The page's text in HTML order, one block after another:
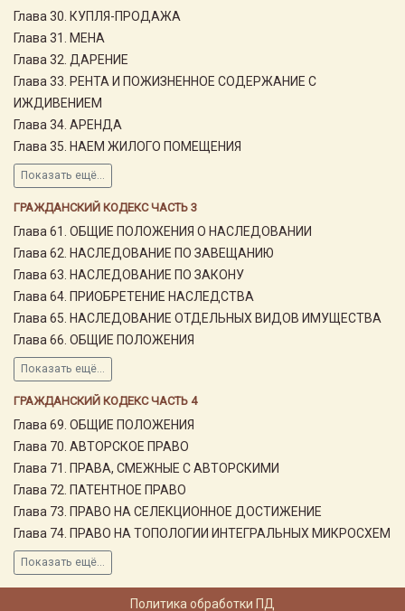
Глава 30. КУПЛЯ-ПРОДАЖА
Глава 31. МЕНА
Глава 32. ДАРЕНИЕ
Глава 33. РЕНТА И ПОЖИЗНЕННОЕ СОДЕРЖАНИЕ С
ИЖДИВЕНИЕМ
Глава 34. АРЕНДА
Глава 35. НАЕМ ЖИЛОГО ПОМЕЩЕНИЯ
Показать ещё...
ГРАЖДАНСКИЙ КОДЕКС ЧАСТЬ 3
Глава 61. ОБЩИЕ ПОЛОЖЕНИЯ О НАСЛЕДОВАНИИ
Глава 62. НАСЛЕДОВАНИЕ ПО ЗАВЕЩАНИЮ
Глава 63. НАСЛЕДОВАНИЕ ПО ЗАКОНУ
Глава 64. ПРИОБРЕТЕНИЕ НАСЛЕДСТВА
Глава 65. НАСЛЕДОВАНИЕ ОТДЕЛЬНЫХ ВИДОВ ИМУЩЕСТВА
Глава 66. ОБЩИЕ ПОЛОЖЕНИЯ
Показать ещё...
ГРАЖДАНСКИЙ КОДЕКС ЧАСТЬ 4
Глава 69. ОБЩИЕ ПОЛОЖЕНИЯ
Глава 70. АВТОРСКОЕ ПРАВО
Глава 71. ПРАВА, СМЕЖНЫЕ С АВТОРСКИМИ
Глава 72. ПАТЕНТНОЕ ПРАВО
Глава 73. ПРАВО НА СЕЛЕКЦИОННОЕ ДОСТИЖЕНИЕ
Глава 74. ПРАВО НА ТОПОЛОГИИ ИНТЕГРАЛЬНЫХ МИКРОСХЕМ
Показать ещё...
Политика обработки ПД